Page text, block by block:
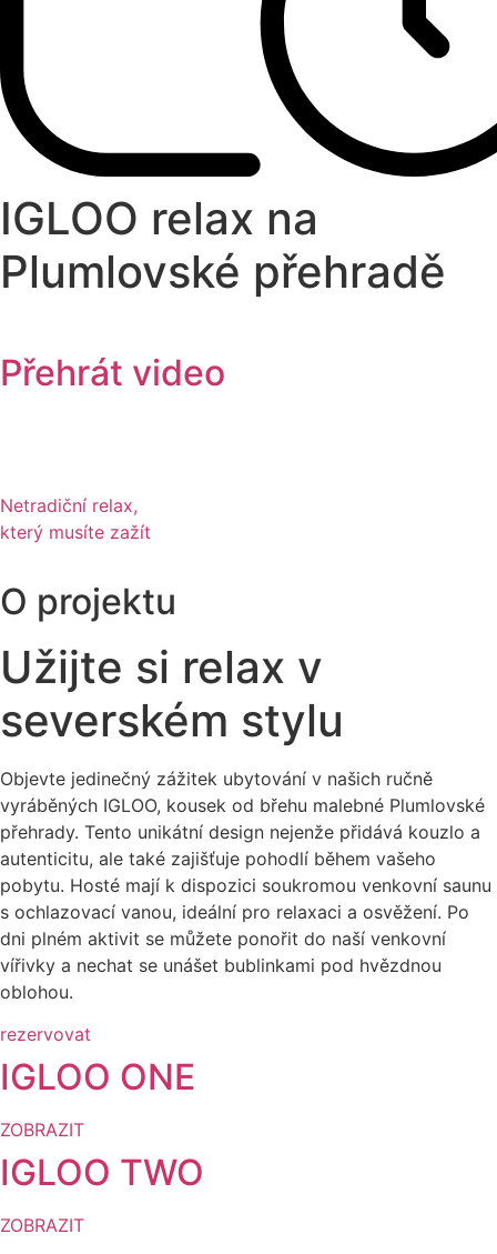
IGLOO relax na
Plumlovské přehradě
Přehrát video
Netradiční relax,
který musíte zažít
O projektu
Užijte si relax v
severském stylu
Objevte jedinečný zážitek ubytování v našich ručně
vyráběných IGLOO, kousek od břehu malebné Plumlovské
přehrady. Tento unikátní design nejenže přidává kouzlo a
autenticitu, ale také zajišťuje pohodlí během vašeho
pobytu. Hosté mají k dispozici soukromou venkovní saunu
s ochlazovací vanou, ideální pro relaxaci a osvěžení. Po
dni plném aktivit se můžete ponořit do naší venkovní
vířivky a nechat se unášet bublinkami pod hvězdnou
oblohou.
rezervovat
IGLOO ONE
ZOBRAZIT
IGLOO TWO
ZOBRAZIT